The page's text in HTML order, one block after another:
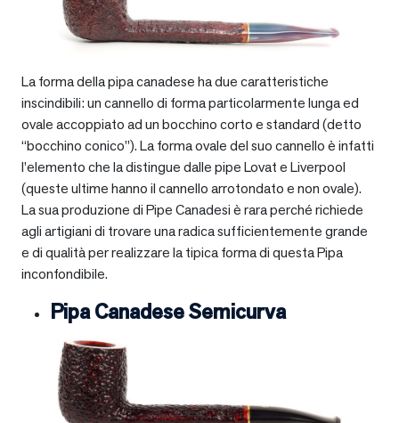
La forma della pipa canadese ha due caratteristiche
inscindibili: un cannello di forma particolarmente lunga ed
ovale accoppiato ad un bocchino corto e standard (detto
“bocchino conico”). La forma ovale del suo cannello è infatti
l’elemento che la distingue dalle pipe Lovat e Liverpool
(queste ultime hanno il cannello arrotondato e non ovale).
La sua produzione di Pipe Canadesi è rara perché richiede
agli artigiani di trovare una radica sufficientemente grande
e di qualità per realizzare la tipica forma di questa Pipa
inconfondibile.
Pipa Canadese Semicurva